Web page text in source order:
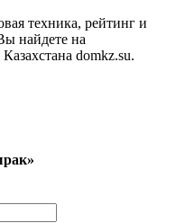
техника, рейтинг и
найдете на
domkz.su.